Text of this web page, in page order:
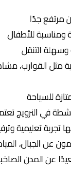
جدًا
للأطفال
التنقل
القوارب،
للسياحة
في النرويج
تعليمية
عن الجبال،
عن المدن الصاخبة.